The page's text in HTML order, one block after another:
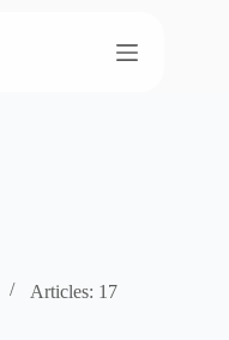
Articles: 17